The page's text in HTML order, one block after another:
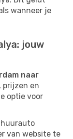
wanneer je
jouw
naar
prijzen en
optie voor
van website te